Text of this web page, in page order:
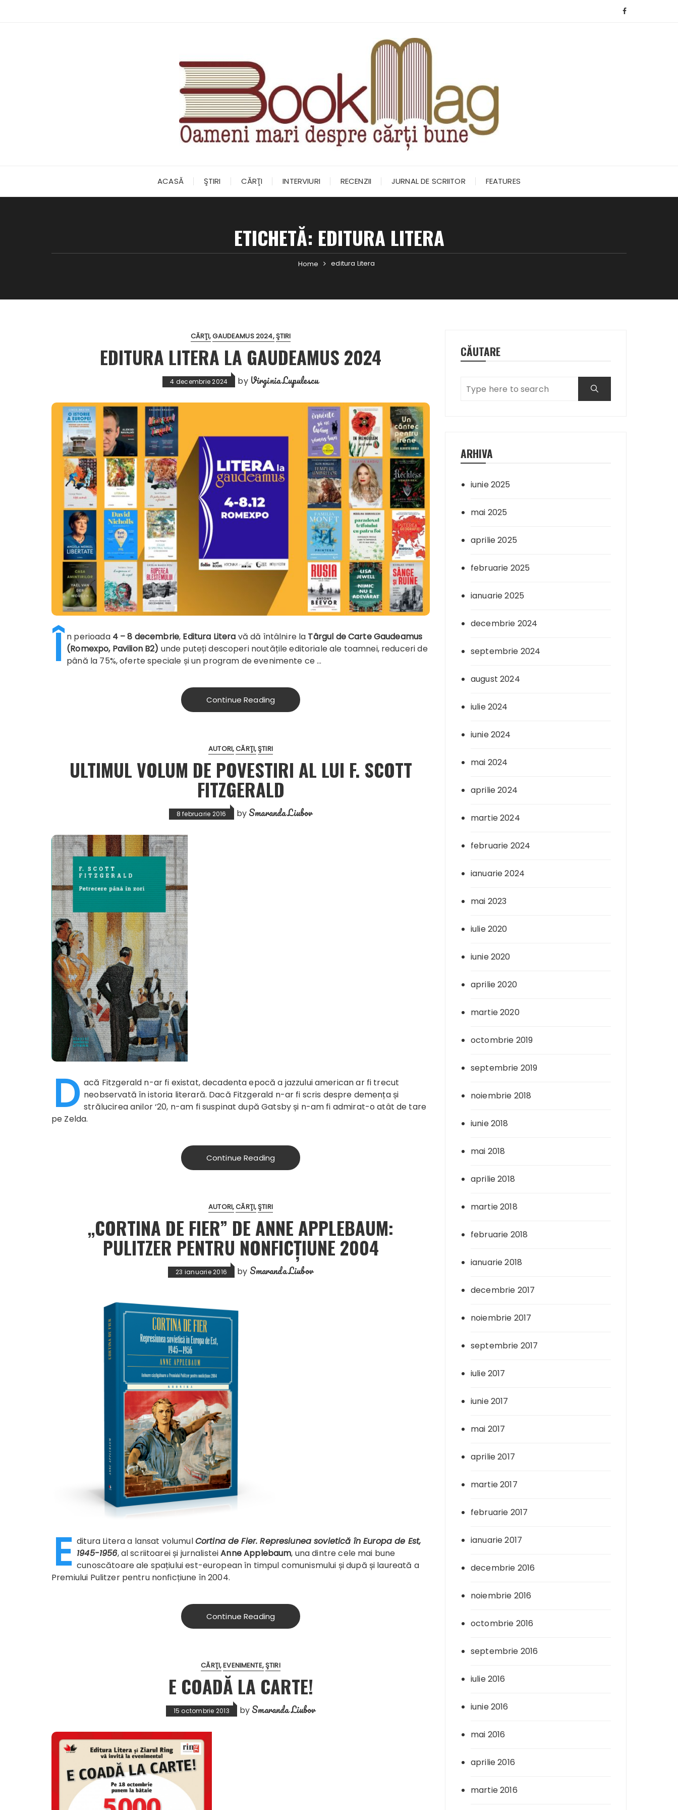
ACASĂ ŞTIRI CĂRŢI INTERVIURI RECENZII JURNAL DE SCRIITOR FEATURES
ETICHETĂ: EDITURA LITERA
Home editura Litera
CĂRŢI GAUDEAMUS 2024 ŞTIRI
EDITURA LITERA LA GAUDEAMUS 2024
4 decembrie 2024 by Virginia Lupulescu
Î n perioada4 – 8 decembrie, Editura Litera vă dă întâlnire la Târgul de Carte Gaudeamus
(Romexpo, Pavilion B2) unde puteți descoperi noutățile editoriale ale toamnei, reduceri de
până la 75%, oferte speciale și un program de evenimente ce …
Continue Reading
AUTORI CĂRŢI ŞTIRI
ULTIMUL VOLUM DE POVESTIRI AL LUI F. SCOTT
FITZGERALD
8 februarie 2016 by Smaranda Liubov
D acă Fitzgerald n-ar fi existat, decadenta epocă a jazzului american ar fi trecut
neobservată în istoria literară. Dacă Fitzgerald n-ar fi scris despre demența și
strălucirea anilor ‘20, n-am fi suspinat după Gatsby și n-am fi admirat-o atât de tare
pe Zelda.
Continue Reading
AUTORI CĂRŢI ŞTIRI
„CORTINA DE FIER” DE ANNE APPLEBAUM:
PULITZER PENTRU NONFICȚIUNE 2004
23 ianuarie 2016 by Smaranda Liubov
E ditura Litera a lansat volumulCortina de Fier. Represiunea sovietică în Europa de Est,
1945-1956, al scriitoarei și jurnalisteiAnne Applebaum, una dintre cele mai bune
cunoscătoare ale spațiului est-european în timpul comunismului și după și laureată a
Premiului Pulitzer pentru nonficțiune în 2004.
Continue Reading
CĂRŢI EVENIMENTE ŞTIRI
E COADĂ LA CARTE!
15 octombrie 2013 by Smaranda Liubov
CĂUTARE
ARHIVA
iunie 2025
mai 2025
aprilie 2025
februarie 2025
ianuarie 2025
decembrie 2024
septembrie 2024
august 2024
iulie 2024
iunie 2024
mai 2024
aprilie 2024
martie 2024
februarie 2024
ianuarie 2024
mai 2023
iulie 2020
iunie 2020
aprilie 2020
martie 2020
octombrie 2019
septembrie 2019
noiembrie 2018
iunie 2018
mai 2018
aprilie 2018
martie 2018
februarie 2018
ianuarie 2018
decembrie 2017
noiembrie 2017
septembrie 2017
iulie 2017
iunie 2017
mai 2017
aprilie 2017
martie 2017
februarie 2017
ianuarie 2017
decembrie 2016
noiembrie 2016
octombrie 2016
septembrie 2016
iulie 2016
iunie 2016
mai 2016
aprilie 2016
martie 2016